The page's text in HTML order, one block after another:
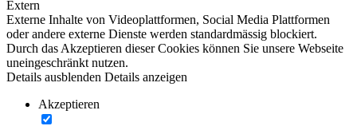
Extern
Externe Inhalte von Videoplattformen, Social Media Plattformen
oder andere externe Dienste werden standardmässig blockiert.
Durch das Akzeptieren dieser Cookies können Sie unsere Webseite
uneingeschränkt nutzen.
Details ausblenden Details anzeigen
Akzeptieren